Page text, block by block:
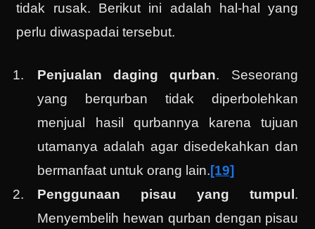
tidak rusak. Berikut ini adalah hal-hal yang
perlu diwaspadai tersebut.
Penjualan daging qurban. Seseorang
yang berqurban tidak diperbolehkan
menjual hasil qurbannya karena tujuan
utamanya adalah agar disedekahkan dan
bermanfaat untuk orang lain.[19]
Penggunaan pisau yang tumpul.
Menyembelih hewan qurban dengan pisau